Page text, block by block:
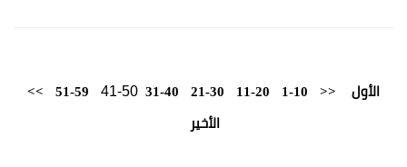
الأول <<
1-10
11-20
21-30
31-40
41-50
51-59
>>
الأخير